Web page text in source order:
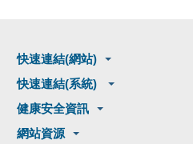
快速連結(網站)
快速連結(系統)
健康安全資訊
網站資源